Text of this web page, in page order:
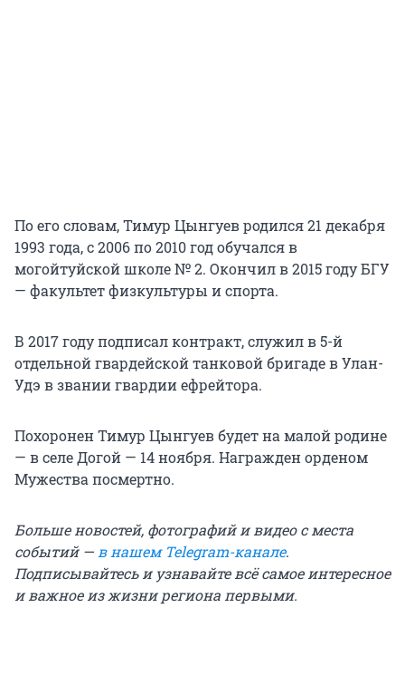
По его словам, Тимур Цынгуев родился 21 декабря
1993 года, с 2006 по 2010 год обучался в
могойтуйской школе № 2. Окончил в 2015 году БГУ
— факультет физкультуры и спорта.
В 2017 году подписал контракт, служил в 5-й
отдельной гвардейской танковой бригаде в Улан-
Удэ в звании гвардии ефрейтора.
Похоронен Тимур Цынгуев будет на малой родине
— в селе Догой — 14 ноября. Награжден орденом
Мужества посмертно.
Больше новостей, фотографий и видео с места
событий — в нашем Telegram-канале.
Подписывайтесь и узнавайте всё самое интересное
и важное из жизни региона первыми.